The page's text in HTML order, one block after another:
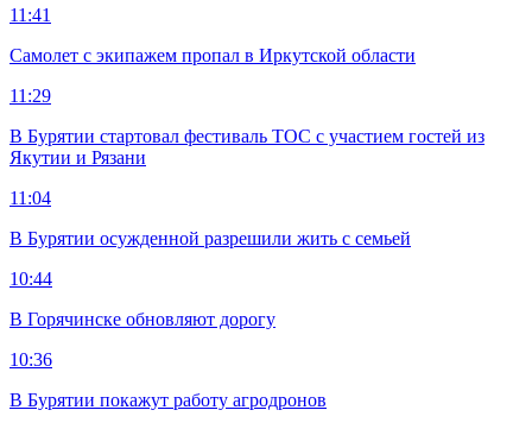
11:41
Самолет с экипажем пропал в Иркутской области
11:29
В Бурятии стартовал фестиваль ТОС с участием гостей из
Якутии и Рязани
11:04
В Бурятии осужденной разрешили жить с семьей
10:44
В Горячинске обновляют дорогу
10:36
В Бурятии покажут работу агродронов